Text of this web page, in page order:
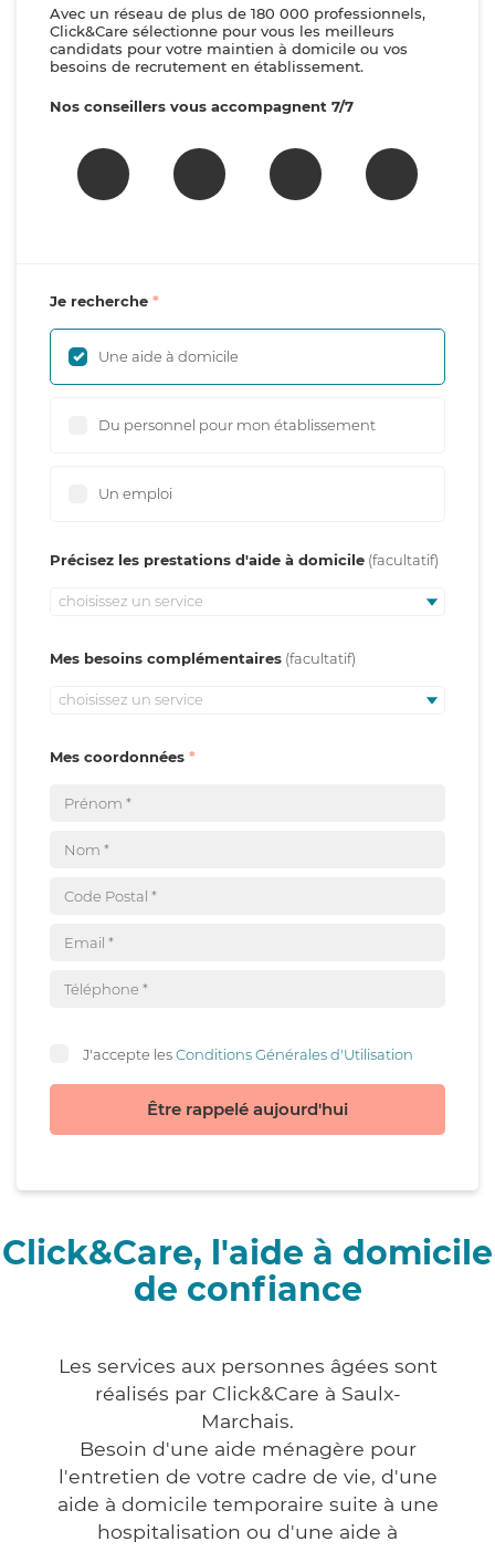
Avec un réseau de plus de 180 000 professionnels,
Click&Care sélectionne pour vous les meilleurs
candidats pour votre maintien à domicile ou vos
besoins de recrutement en établissement.
Nos conseillers vous accompagnent 7/7
Je recherche
Une aide à domicile
Du personnel pour mon établissement
Un emploi
Précisez les prestations d'aide à domicile
choisissez un service
Mes besoins complémentaires
choisissez un service
Mes coordonnées
J'accepte lesConditions Générales d'Utilisation
Être rappelé aujourd'hui
Click&Care, l'aide à domicile
de confiance
Les services aux personnes âgées sont
réalisés par Click&Care à Saulx-
Marchais.
Besoin d'une aide ménagère pour
l'entretien de votre cadre de vie, d'une
aide à domicile temporaire suite à une
hospitalisation ou d'une aide à